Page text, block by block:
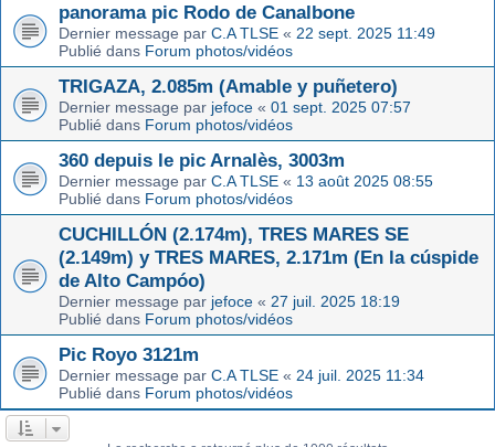
panorama pic Rodo de Canalbone
Dernier message par C.A TLSE « 22 sept. 2025 11:49
Publié dans Forum photos/vidéos
TRIGAZA, 2.085m (Amable y puñetero)
Dernier message par jefoce « 01 sept. 2025 07:57
Publié dans Forum photos/vidéos
360 depuis le pic Arnalès, 3003m
Dernier message par C.A TLSE « 13 août 2025 08:55
Publié dans Forum photos/vidéos
CUCHILLÓN (2.174m), TRES MARES SE
(2.149m) y TRES MARES, 2.171m (En la cúspide
de Alto Campóo)
Dernier message par jefoce « 27 juil. 2025 18:19
Publié dans Forum photos/vidéos
Pic Royo 3121m
Dernier message par C.A TLSE « 24 juil. 2025 11:34
Publié dans Forum photos/vidéos